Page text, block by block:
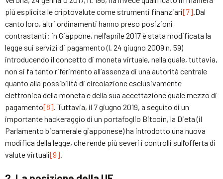
più esplicita le criptovalute come strumenti finanziari[7].Dal
canto loro, altri ordinamenti hanno preso posizioni
contrastanti: in Giappone, nell’aprile 2017 è stata modificata la
legge sui servizi di pagamento (l. 24 giugno 2009 n. 59)
introducendo il concetto di moneta virtuale, nella quale, tuttavia,
non si fa tanto riferimento all’assenza di una autorità centrale
quanto alla possibilità di circolazione esclusivamente
elettronica della moneta e della sua accettazione quale mezzo di
pagamento[8]. Tuttavia, il 7 giugno 2019, a seguito di un
importante hackeraggio di un portafoglio Bitcoin, la Dieta (il
Parlamento bicamerale giapponese) ha introdotto una nuova
modifica della legge, che rende più severi i controlli sull’offerta di
valute virtuali[9].